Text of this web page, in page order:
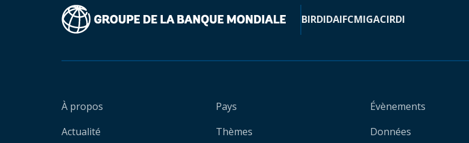
BIRDIDAIFCMIGACIRDI
À propos
Actualité
Pays
Thèmes
Évènements
Données